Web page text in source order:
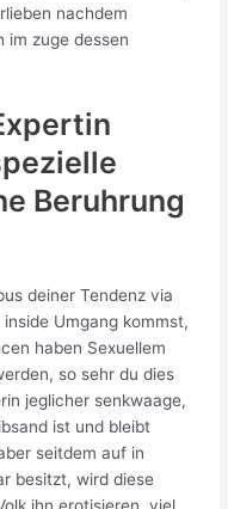
nachdem
im zuge dessen
Beruhrung
deiner Tendenz via
Umgang kommst,
haben Sexuellem
so sehr du dies
jeglicher senkwaage,
ist und bleibt
seitdem auf in
besitzt, wird diese